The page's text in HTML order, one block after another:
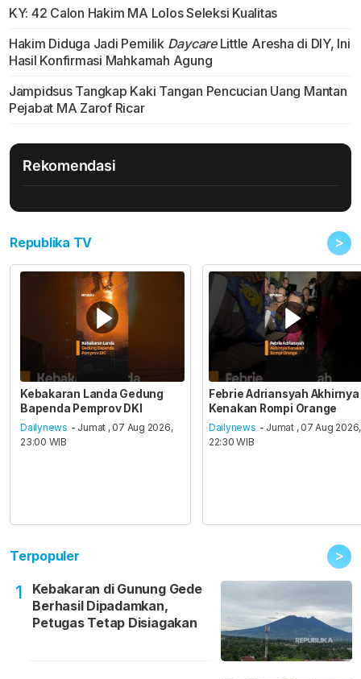
KY: 42 Calon Hakim MA Lolos Seleksi Kualitas
Hakim Diduga Jadi Pemilik DaycareLittle Aresha di DIY, Ini
Hasil Konfirmasi Mahkamah Agung
Jampidsus Tangkap Kaki Tangan Pencucian Uang Mantan
Pejabat MA Zarof Ricar
Rekomendasi
Republika TV >
Kebakaran Landa Gedung
Bapenda Pemprov DKI
Dailynews - Jumat , 07 Aug 2026,
23:00 WIB
Febrie Adriansyah Akhirnya
Kenakan Rompi Orange
Dailynews - Jumat , 07 Aug 2026,
22:30 WIB
Terpopuler >
1
Kebakaran di Gunung Gede
Berhasil Dipadamkan,
Petugas Tetap Disiagakan